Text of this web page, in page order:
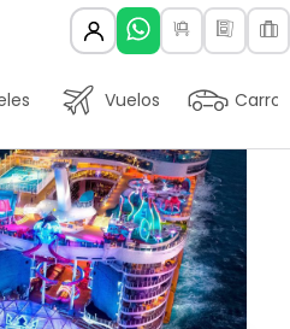
Vuelos Carros